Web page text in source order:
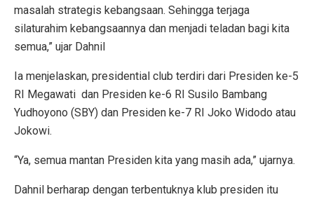
masalah strategis kebangsaan. Sehingga terjaga
silaturahim kebangsaannya dan menjadi teladan bagi kita
semua,” ujar Dahnil
Ia menjelaskan, presidential club terdiri dari Presiden ke-5
RI Megawati dan Presiden ke-6 RI Susilo Bambang
Yudhoyono (SBY) dan Presiden ke-7 RI Joko Widodo atau
Jokowi.
“Ya, semua mantan Presiden kita yang masih ada,” ujarnya.
Dahnil berharap dengan terbentuknya klub presiden itu